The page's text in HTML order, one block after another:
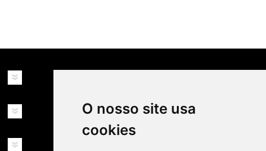
O nosso site usa
cookies
MINHA CONTA